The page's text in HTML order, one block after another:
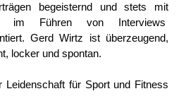
begeisternd und stets mit
im Führen von Interviews
Gerd Wirtz ist überzeugend,
locker und spontan.
Leidenschaft für Sport und Fitness